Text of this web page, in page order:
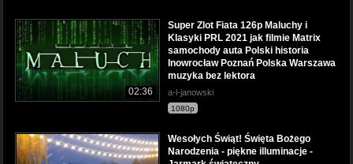
02:36
Super Zlot Fiata 126p Maluchy i
Klasyki PRL 2021 jak filmie Matrix
samochody auta Polski historia
Inowrocław Poznań Polska Warszawa
muzyka bez lektora
a-l-janowski
1080p
Wesołych Świąt! Święta Bożego
Narodzenia - piękne illuminacje -